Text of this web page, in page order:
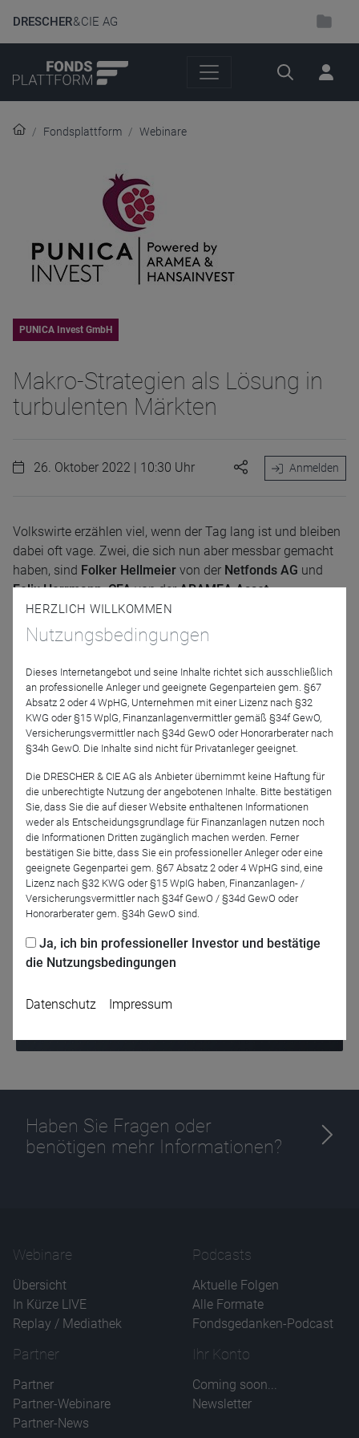
DRESCHER& CIE AG
Suche
Fondsplattform Webinare
PUNICA Invest GmbH
Makro-Strategien als Lösung in
turbulenten Märkten
26. Oktober 2022 | 10:30 Uhr Anmelden
Volkswirte erzählen viel, wenn der Tag lang ist und bleiben
dabei oft vage. Zwei, die sich nun aber messbar gemacht
haben, sind Folker Hellmeier von der Netfonds AG und
Felix Herrmann, CFAvon derARAMEA Asset
Management AG. Während Herr Hellmeier seine Expertise
zusammen mit seinem langjährigen Partner
dazu nutzt, eine Multi Asset Strategie
ist Herr Herrmann zusammen mit demARAMEA Renten-
Team um ARAMEA-CIO Sven Pfeil angetreten, um alle
Opportunitäten, die derRentenmarktaktuell bietet, zu
nutzen. Was beide Experten aktuell favorisieren, hören Sie
in unserem Webinar am26.10.um10:30 Uhr.
Jetzt für das Partner-Webinar anmelden
Zurück
Haben Sie Fragen oder
benötigen mehr Informationen?
Webinare
Übersicht
In Kürze LIVE
Replay / Mediathek
Podcasts
Aktuelle Folgen
Alle Formate
Fondsgedanken-Podcast
Partner
Partner
Partner-Webinare
Partner-News
Ihr Konto
Coming soon...
Newsletter
HERZLICH WILLKOMMEN
Nutzungsbedingungen
Dieses Internetangebot und seine Inhalte richtet sich ausschließlich
an professionelle Anleger und geeignete Gegenparteien gem. §67
Absatz 2 oder 4 WpHG, Unternehmen mit einer Lizenz nach §32
KWG oder §15 WplG, Finanzanlagenvermittler gemäß §34f GewO,
Versicherungsvermittler nach §34d GewO oder Honorarberater nach
§34h GewO. Die Inhalte sind nicht für Privatanleger geeignet.
Die DRESCHER & CIE AG als Anbieter übernimmt keine Haftung für
die unberechtigte Nutzung der angebotenen Inhalte. Bitte bestätigen
Sie, dass Sie die auf dieser Website enthaltenen Informationen
weder als Entscheidungsgrundlage für Finanzanlagen nutzen noch
die Informationen Dritten zugänglich machen werden. Ferner
bestätigen Sie bitte, dass Sie ein professioneller Anleger oder eine
geeignete Gegenpartei gem. §67 Absatz 2 oder 4 WpHG sind, eine
Lizenz nach §32 KWG oder §15 WpIG haben, Finanzanlagen- /
Versicherungsvermittler nach §34f GewO / §34d GewO oder
Honorarberater gem. §34h GewO sind.
Ja, ich bin professioneller Investor und bestätige
die Nutzungsbedingungen
Datenschutz Impressum
CPref